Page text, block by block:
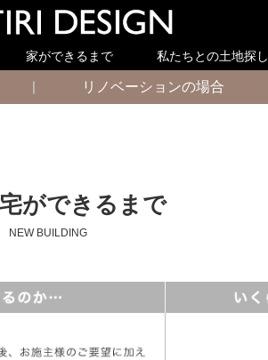
家ができるまで 私たちとの土地探し
｜ リノベーションの場合
ができるまで
NEW BUILDING